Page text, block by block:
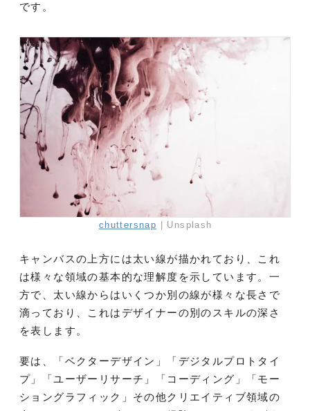
です。
chuttersnap | Unsplash
キャンバスの上方には太い線が描かれており、これ
は様々な領域の基本的な理解度を示しています。一
方で、太い線からはいくつか別の線が様々な長さで
滴っており、これはデザイナーの別のスキルの深さ
を表します。
要は、「ベクターデザイン」「デジタルプロトタイ
プ」「ユーザーリサーチ」「コーディング」「モー
ショングラフィック」その他クリエイティブ領域の